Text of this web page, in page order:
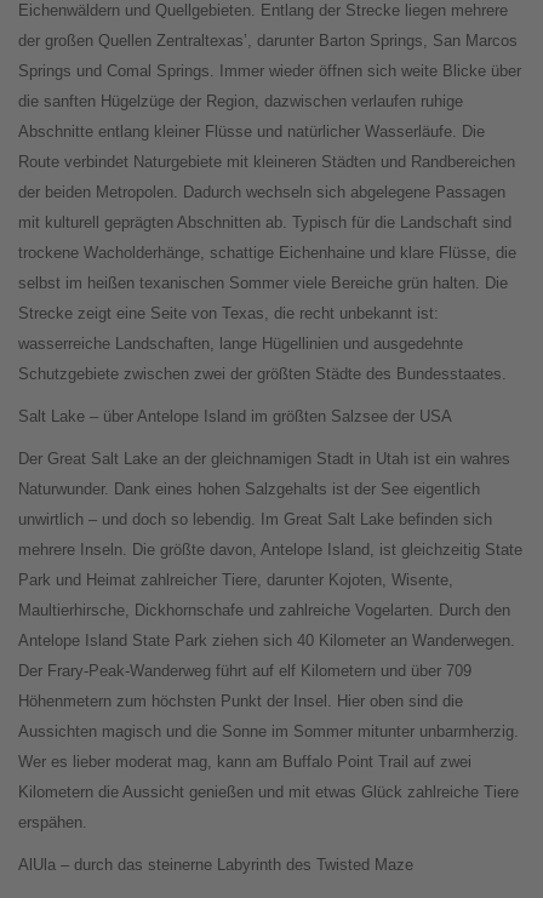
Eichenwäldern und Quellgebieten. Entlang der Strecke liegen mehrere
der großen Quellen Zentraltexas’, darunter Barton Springs, San Marcos
Springs und Comal Springs. Immer wieder öffnen sich weite Blicke über
die sanften Hügelzüge der Region, dazwischen verlaufen ruhige
Abschnitte entlang kleiner Flüsse und natürlicher Wasserläufe. Die
Route verbindet Naturgebiete mit kleineren Städten und Randbereichen
der beiden Metropolen. Dadurch wechseln sich abgelegene Passagen
mit kulturell geprägten Abschnitten ab. Typisch für die Landschaft sind
trockene Wacholderhänge, schattige Eichenhaine und klare Flüsse, die
selbst im heißen texanischen Sommer viele Bereiche grün halten. Die
Strecke zeigt eine Seite von Texas, die recht unbekannt ist:
wasserreiche Landschaften, lange Hügellinien und ausgedehnte
Schutzgebiete zwischen zwei der größten Städte des Bundesstaates.
Salt Lake – über Antelope Island im größten Salzsee der USA
Der Great Salt Lake an der gleichnamigen Stadt in Utah ist ein wahres
Naturwunder. Dank eines hohen Salzgehalts ist der See eigentlich
unwirtlich – und doch so lebendig. Im Great Salt Lake befinden sich
mehrere Inseln. Die größte davon, Antelope Island, ist gleichzeitig State
Park und Heimat zahlreicher Tiere, darunter Kojoten, Wisente,
Maultierhirsche, Dickhornschafe und zahlreiche Vogelarten. Durch den
Antelope Island State Park ziehen sich 40 Kilometer an Wanderwegen.
Der Frary-Peak-Wanderweg führt auf elf Kilometern und über 709
Höhenmetern zum höchsten Punkt der Insel. Hier oben sind die
Aussichten magisch und die Sonne im Sommer mitunter unbarmherzig.
Wer es lieber moderat mag, kann am Buffalo Point Trail auf zwei
Kilometern die Aussicht genießen und mit etwas Glück zahlreiche Tiere
erspähen.
AlUla – durch das steinerne Labyrinth des Twisted Maze